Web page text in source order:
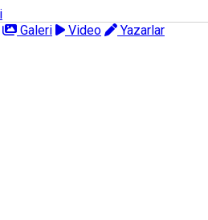
Galeri Video
Yazarlar